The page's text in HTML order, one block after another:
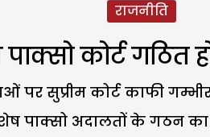
राजनीति
कोर्ट गठित
पर सुप्रीम कोर्ट काफी
पाक्सो अदालतों के गठन